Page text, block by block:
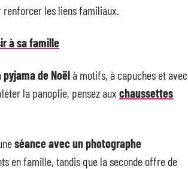
renforcer les liens familiaux.
à sa famille
pyjama de Noëlà motifs, à capuches et avec
la panoplie, pensez aux chaussettes
séance avec un photographe
en famille, tandis que la seconde offre de